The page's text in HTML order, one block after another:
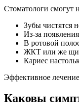
Стоматологи смогут
Зубы чистятся
Из-за
В ротовой
ЖКТ или же
Кариес
Эффективное
Каковы